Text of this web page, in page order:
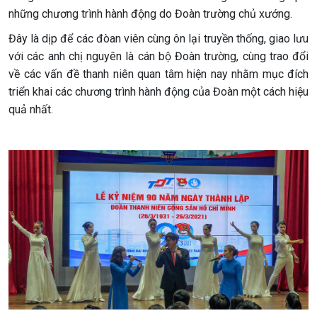
những chương trình hành động do Đoàn trường chủ xướng.
Đây là dịp để các đòan viên cùng ôn lại truyền thống, giao lưu
với các anh chị nguyên là cán bộ Đoàn trường, cùng trao đổi
về các vấn đề thanh niên quan tâm hiện nay nhằm mục đích
triển khai các chương trình hành động của Đoàn một cách hiệu
quả nhất.